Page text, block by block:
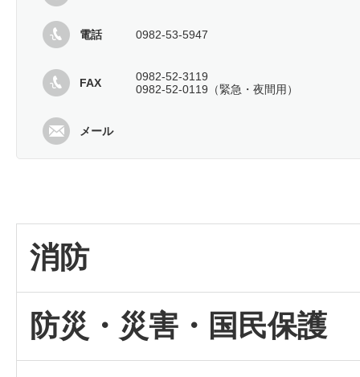
電話 0982-53-5947
FAX
0982-52-3119
0982-52-0119（緊急・夜間用）
メール
消防
防災・災害・国民保護